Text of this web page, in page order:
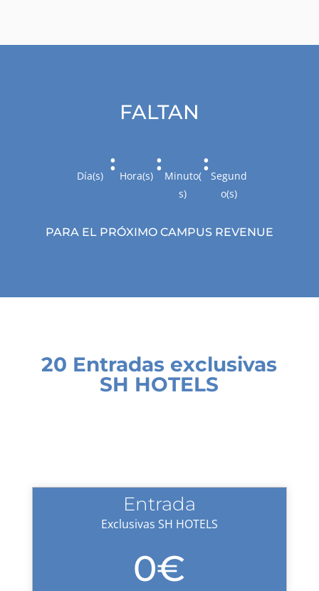
FALTAN
Día(s)
:
Hora(s)
:
Minuto(
s)
:
Segund
o(s)
PARA EL PRÓXIMO CAMPUS REVENUE
20 Entradas exclusivas
SH HOTELS
Entrada
Exclusivas SH HOTELS
0€